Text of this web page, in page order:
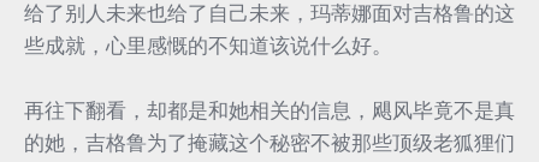
给了别人未来也给了自己未来，玛蒂娜面对吉格鲁的这
些成就，心里感慨的不知道该说什么好。
再往下翻看，却都是和她相关的信息，飓风毕竟不是真
的她，吉格鲁为了掩藏这个秘密不被那些顶级老狐狸们